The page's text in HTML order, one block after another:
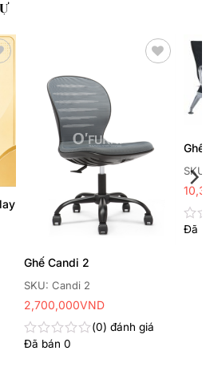
SKU: Candi 2
Ghế Candi 2
Được
0
đánh giá
Đã bán 0
2,700,000VND
Đã